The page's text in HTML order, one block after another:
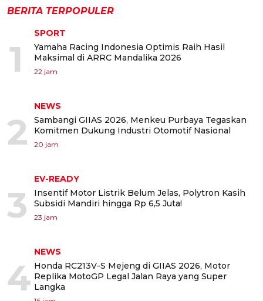
BERITA TERPOPULER
1
SPORT
Yamaha Racing Indonesia Optimis Raih Hasil
Maksimal di ARRC Mandalika 2026
22 jam
2
NEWS
Sambangi GIIAS 2026, Menkeu Purbaya Tegaskan
Komitmen Dukung Industri Otomotif Nasional
20 jam
3
EV-READY
Insentif Motor Listrik Belum Jelas, Polytron Kasih
Subsidi Mandiri hingga Rp 6,5 Juta!
23 jam
4
NEWS
Honda RC213V-S Mejeng di GIIAS 2026, Motor
Replika MotoGP Legal Jalan Raya yang Super
Langka